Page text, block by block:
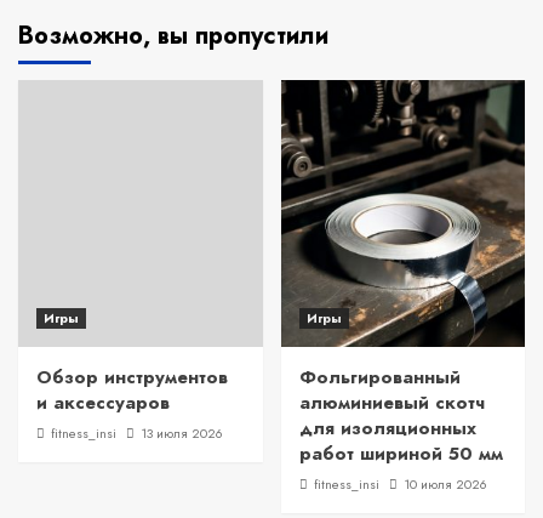
Возможно, вы пропустили
Игры
Обзор инструментов
и аксессуаров
fitness_insi 13 июля 2026
Игры
Фольгированный
алюминиевый скотч
для изоляционных
работ шириной 50 мм
fitness_insi 10 июля 2026